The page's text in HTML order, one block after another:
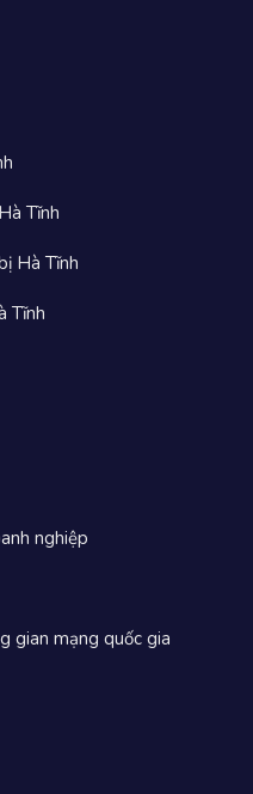
Tĩnh
Hà Tĩnh
Tĩnh
nghiệp
gian mạng quốc gia